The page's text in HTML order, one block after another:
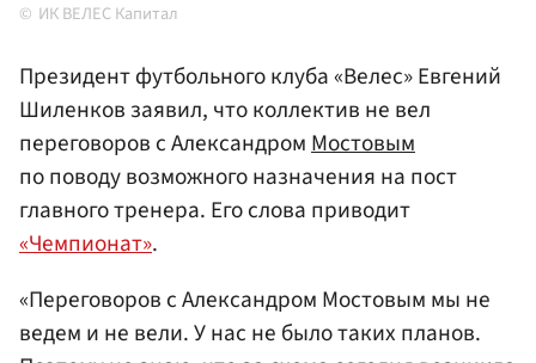
ИК ВЕЛЕС Капитал
Президент футбольного клуба «Велес» Евгений
Шиленков заявил, что коллектив не вел
переговоров с АлександромМостовым
по поводу возможного назначения на пост
главного тренера. Его слова приводит
«Чемпионат».
«Переговоров с Александром Мостовым мы не
ведем и не вели. У нас не было таких планов.